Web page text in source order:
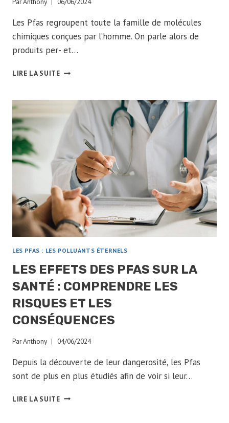
Les Pfas regroupent toute la famille de molécules
chimiques conçues par l’homme. On parle alors de
produits per- et…
LIRE LA SUITECOMMENT
CONTAMINENT-
NOTRE
EAU
POTABLE
?
LES PFAS : LES POLLUANTS ÉTERNELS
LES EFFETS DES PFAS SUR LA
SANTÉ : COMPRENDRE LES
RISQUES ET LES
CONSÉQUENCES
ParAnthony 04/06/2024
Depuis la découverte de leur dangerosité, les Pfas
sont de plus en plus étudiés afin de voir si leur…
LIRE LA SUITELES